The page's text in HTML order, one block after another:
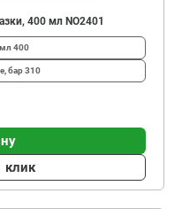
400 мл NO2401
400
бар310
клик